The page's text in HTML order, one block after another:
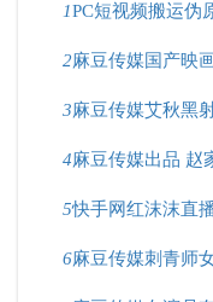
1PC短视频搬运伪
2麻豆传媒国产映
3麻豆传媒艾秋黑
4麻豆传媒出品 赵家
5快手网红沫沫直
6麻豆传媒刺青师女